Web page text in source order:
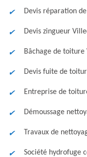
Devis réparation
Devis zingueur
Bâchage de
Devis fuite de
Entreprise de
Démoussage
Travaux de
Société hydrofuge